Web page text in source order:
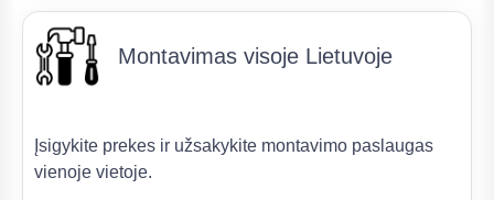
Montavimas visoje Lietuvoje
Įsigykite prekes ir užsakykite montavimo paslaugas
vienoje vietoje.